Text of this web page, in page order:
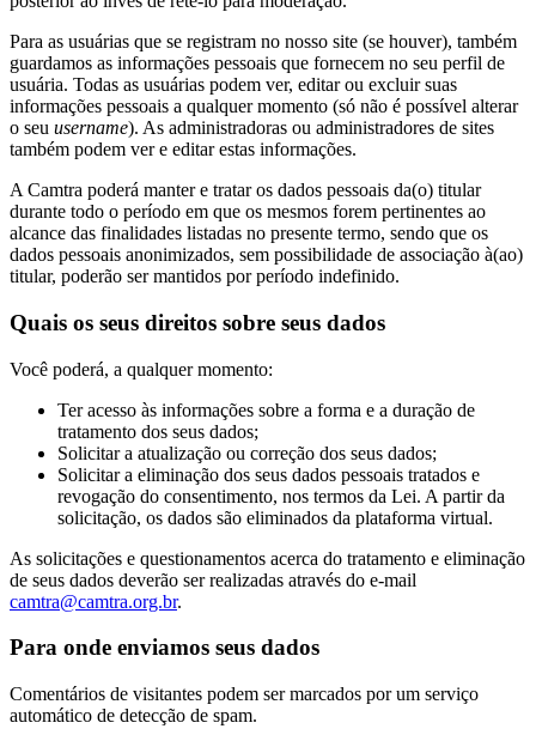
Para as usuárias que se registram no nosso site (se houver), também
guardamos as informações pessoais que fornecem no seu perfil de
usuária. Todas as usuárias podem ver, editar ou excluir suas
informações pessoais a qualquer momento (só não é possível alterar
o seu username). As administradoras ou administradores de sites
também podem ver e editar estas informações.
A Camtra poderá manter e tratar os dados pessoais da(o) titular
durante todo o período em que os mesmos forem pertinentes ao
alcance das finalidades listadas no presente termo, sendo que os
dados pessoais anonimizados, sem possibilidade de associação à(ao)
titular, poderão ser mantidos por período indefinido.
Quais os seus direitos sobre seus dados
Você poderá, a qualquer momento:
Ter acesso às informações sobre a forma e a duração de
tratamento dos seus dados;
Solicitar a atualização ou correção dos seus dados;
Solicitar a eliminação dos seus dados pessoais tratados e
revogação do consentimento, nos termos da Lei. A partir da
solicitação, os dados são eliminados da plataforma virtual.
As solicitações e questionamentos acerca do tratamento e eliminação
de seus dados deverão ser realizadas através do e-mail
camtra@camtra.org.br.
Para onde enviamos seus dados
Comentários de visitantes podem ser marcados por um serviço
automático de detecção de spam.